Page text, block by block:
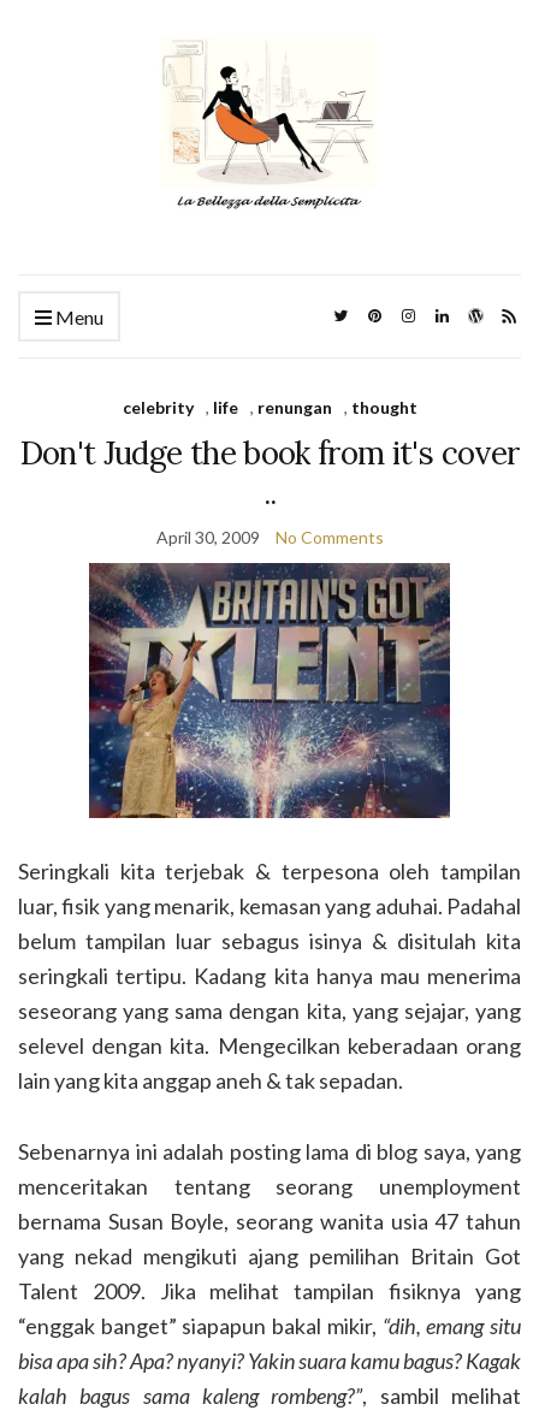
Menu
celebrity , life , renungan , thought
Don't Judge the book from it's cover
..
April 30, 2009 No Comments
Seringkali kita terjebak & terpesona oleh tampilan
luar, fisik yang menarik, kemasan yang aduhai. Padahal
belum tampilan luar sebagus isinya & disitulah kita
seringkali tertipu. Kadang kita hanya mau menerima
seseorang yang sama dengan kita, yang sejajar, yang
selevel dengan kita. Mengecilkan keberadaan orang
lain yang kita anggap aneh & tak sepadan.
Sebenarnya ini adalah posting lama di blog saya, yang
menceritakan tentang seorang unemployment
bernama Susan Boyle, seorang wanita usia 47 tahun
yang nekad mengikuti ajang pemilihan Britain Got
Talent 2009. Jika melihat tampilan fisiknya yang
“enggak banget” siapapun bakal mikir, “dih, emang situ
bisa apa sih? Apa? nyanyi? Yakin suara kamu bagus? Kagak
kalah bagus sama kaleng rombeng?”, sambil melihat